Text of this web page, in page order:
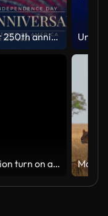
Banner 250th anniversary of the USA. 250 years of independence. 4th of july 2026 usa independence day, video greeting card. US flag fireworks on blue sky background. Fourth of july. 4k seamless loop
Television turn on and off. Switch on tv effect, switch off tv effect. Turn on Lcd TV effect, turn off TV effect . Led Tv on and off on black background